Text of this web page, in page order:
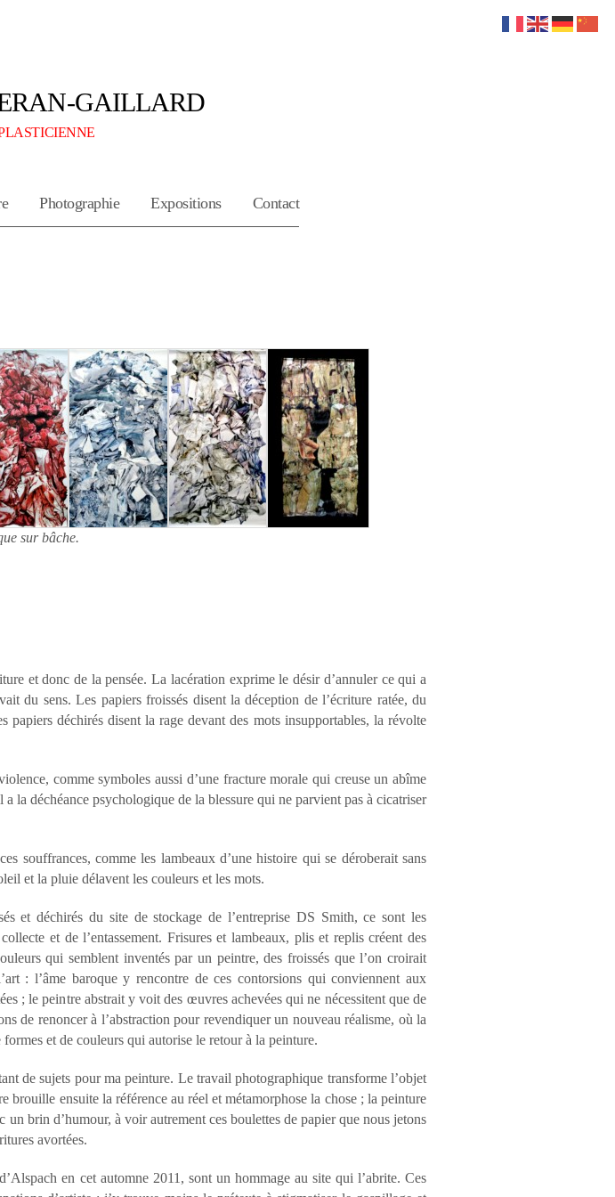
GAILLARD
Photographie Expositions Contact
sur bâche.
et donc de la pensée. La lacération exprime le désir d’annuler ce qui a
du sens. Les papiers froissés disent la déception de l’écriture ratée, du
déchirés disent la rage devant des mots insupportables, la révolte
comme symboles aussi d’une fracture morale qui creuse un abîme
la déchéance psychologique de la blessure qui ne parvient pas à cicatriser
souffrances, comme les lambeaux d’une histoire qui se déroberait sans
et la pluie délavent les couleurs et les mots.
et déchirés du site de stockage de l’entreprise DS Smith, ce sont les
et de l’entassement. Frisures et lambeaux, plis et replis créent des
qui semblent inventés par un peintre, des froissés que l’on croirait
: l’âme baroque y rencontre de ces contorsions qui conviennent aux
; le peintre abstrait y voit des œuvres achevées qui ne nécessitent que de
de renoncer à l’abstraction pour revendiquer un nouveau réalisme, où la
et de couleurs qui autorise le retour à la peinture.
de sujets pour ma peinture. Le travail photographique transforme l’objet
ensuite la référence au réel et métamorphose la chose ; la peinture
brin d’humour, à voir autrement ces boulettes de papier que nous jetons
avortées.
en cet automne 2011, sont un hommage au site qui l’abrite. Ces